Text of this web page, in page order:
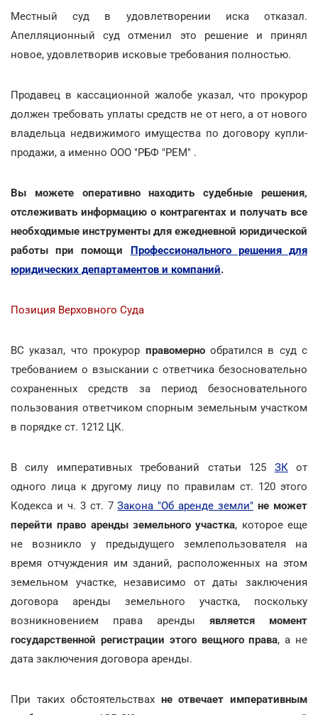
Местный суд в удовлетворении иска отказал.
Апелляционный суд отменил это решение и принял
новое, удовлетворив исковые требования полностью.
Продавец в кассационной жалобе указал, что прокурор
должен требовать уплаты средств не от него, а от нового
владельца недвижимого имущества по договору купли-
продажи, а именно ООО "РБФ "РЕМ" .
Вы можете оперативно находить судебные решения,
отслеживать информацию о контрагентах и получать все
необходимые инструменты для ежедневной юридической
работы при помощи Профессионального решения для
юридических департаментов и компаний.
Позиция Верховного Суда
ВС указал, что прокурор правомерно обратился в суд с
требованием о взыскании с ответчика безосновательно
сохраненных средств за период безосновательного
пользования ответчиком спорным земельным участком
в порядке ст. 1212 ЦК.
В силу императивных требований статьи 125 ЗКот
одного лица к другому лицу по правилам ст. 120 этого
Кодекса и ч. 3 ст. 7Закона "Об аренде земли" не может
перейти право аренды земельного участка, которое еще
не возникло у предыдущего землепользователя на
время отчуждения им зданий, расположенных на этом
земельном участке, независимо от даты заключения
договора аренды земельного участка, поскольку
возникновением права аренды является момент
государственной регистрации этого вещного права, а не
дата заключения договора аренды.
При таких обстоятельствах не отвечает императивным